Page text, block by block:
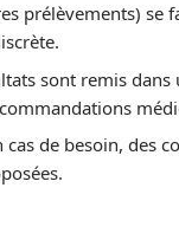
prélèvements) se
sont remis dans
cas de besoin, des